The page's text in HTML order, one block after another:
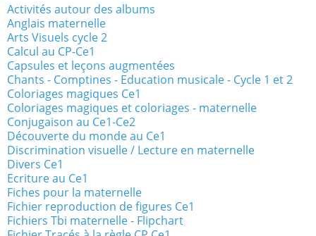
Activités autour des albums
Anglais maternelle
Arts Visuels cycle 2
Calcul au CP-Ce1
Capsules et leçons augmentées
Chants - Comptines - Education musicale - Cycle 1 et 2
Coloriages magiques Ce1
Coloriages magiques et coloriages - maternelle
Conjugaison au Ce1-Ce2
Découverte du monde au Ce1
Discrimination visuelle / Lecture en maternelle
Divers Ce1
Ecriture au Ce1
Fiches pour la maternelle
Fichier reproduction de figures Ce1
Fichiers Tbi maternelle - Flipchart